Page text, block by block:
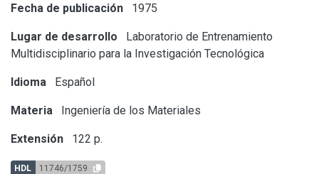
Fecha de publicación 1975
Lugar de desarrollo
Laboratorio de Entrenamiento
Multidisciplinario para la Investigación Tecnológica
Idioma Español
Materia Ingeniería de los Materiales
Extensión 122 p.
HDL 11746/1759